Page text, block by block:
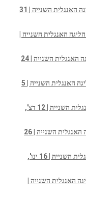
וולברהמפטון נגד קארדיף סיטי | צ'מפיונשיפ - הליגה האנגלית השנייה | 31
האנגלית השנייה |
וולברהמפטון נגד דרבי קאונטי | צ'מפיונשיפ - הליגה האנגלית השנייה | 24
וולברהמפטון נגד סאות'המפטון | צ'מפיונשיפ - הליגה האנגלית השנייה | 5
וולברהמפטון נגד מילוול | צ'מפיונשיפ - הליגה האנגלית השנייה | 12 דצ',
וולברהמפטון נגד סוונסי סיטי | צ'מפיונשיפ - הליגה האנגלית השנייה | 26
וולברהמפטון נגד ברנלי | צ'מפיונשיפ - הליגה האנגלית השנייה | 16 ינו',
האנגלית השנייה |